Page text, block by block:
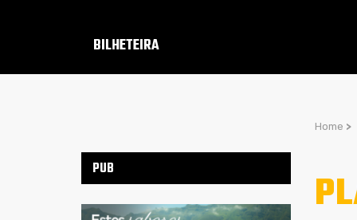
BILHETEIRA
Home >
PUB